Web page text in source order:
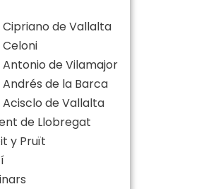
de Vallalta
de Vilamajor
de la Barca
de Vallalta
de Llobregat
y Pruït